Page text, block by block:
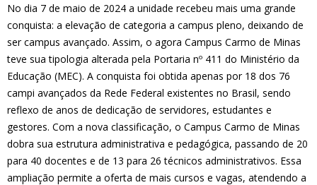
No dia 7 de maio de 2024 a unidade recebeu mais uma grande
conquista: a elevação de categoria a campus pleno, deixando de
ser campus avançado. Assim, o agora Campus Carmo de Minas
teve sua tipologia alterada pela Portaria nº 411 do Ministério da
Educação (MEC). A conquista foi obtida apenas por 18 dos 76
campi avançados da Rede Federal existentes no Brasil, sendo
reflexo de anos de dedicação de servidores, estudantes e
gestores. Com a nova classificação, o Campus Carmo de Minas
dobra sua estrutura administrativa e pedagógica, passando de 20
para 40 docentes e de 13 para 26 técnicos administrativos. Essa
ampliação permite a oferta de mais cursos e vagas, atendendo a